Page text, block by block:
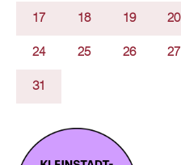
17 18 19 20
24 25 26 27
31